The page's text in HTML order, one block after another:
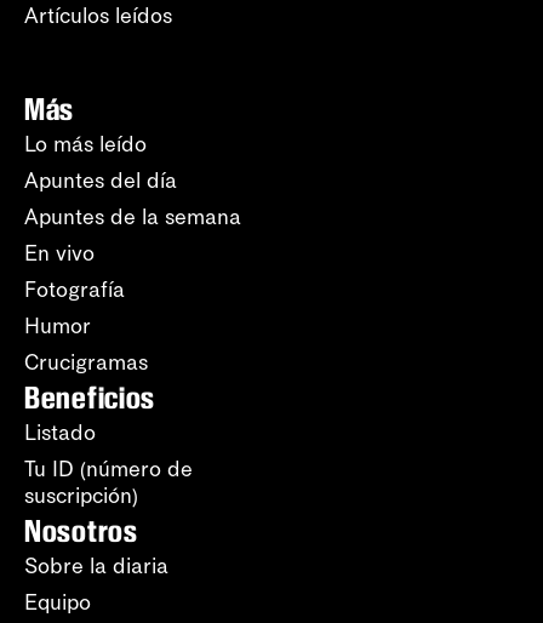
Artículos leídos
Más
Lo más leído
Apuntes del día
Apuntes de la semana
En vivo
Fotografía
Humor
Crucigramas
Beneficios
Listado
Tu ID (número de
suscripción)
Nosotros
Sobre la diaria
Equipo